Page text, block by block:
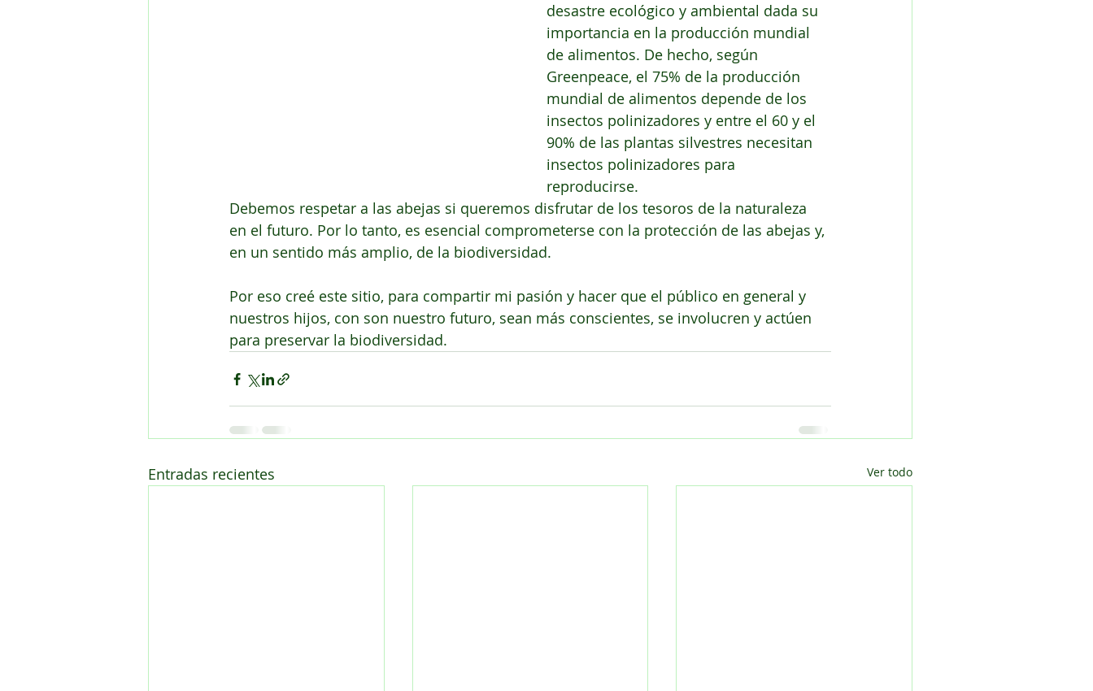
desastre ecológico y ambiental dada su
importancia en la producción mundial
de alimentos. De hecho, según
Greenpeace, el 75% de la producción
mundial de alimentos depende de los
insectos polinizadores y entre el 60 y el
90% de las plantas silvestres necesitan
insectos polinizadores para
reproducirse.
Debemos respetar a las abejas si queremos disfrutar de los tesoros de la naturaleza
en el futuro. Por lo tanto, es esencial comprometerse con la protección de las abejas y,
en un sentido más amplio, de la biodiversidad.
Por eso creé este sitio, para compartir mi pasión y hacer que el público en general y
nuestros hijos, con son nuestro futuro, sean más conscientes, se involucren y actúen
para preservar la biodiversidad.
Entradas recientes Ver todo